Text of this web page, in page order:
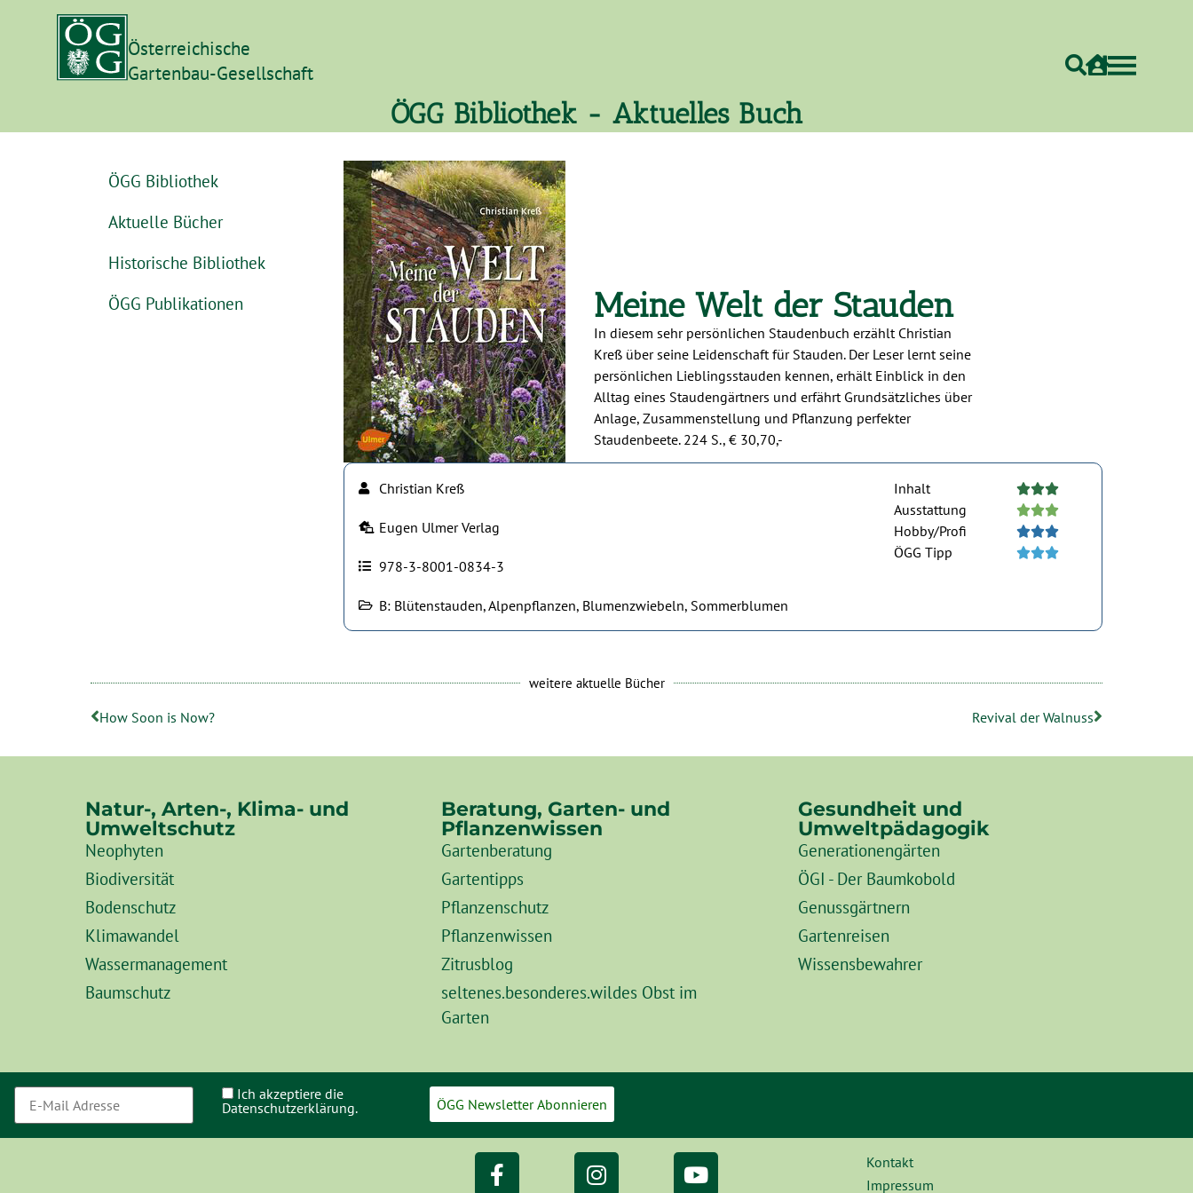
Österreichische
Gartenbau-Gesellschaft
ÖGG Bibliothek - Aktuelles Buch
ÖGG Bibliothek
Aktuelle Bücher
Historische Bibliothek
ÖGG Publikationen
Meine Welt der Stauden
In diesem sehr persönlichen Staudenbuch erzählt Christian
Kreß über seine Leidenschaft für Stauden. Der Leser lernt seine
persönlichen Lieblingsstauden kennen, erhält Einblick in den
Alltag eines Staudengärtners und erfährt Grundsätzliches über
Anlage, Zusammenstellung und Pflanzung perfekter
Staudenbeete. 224 S., € 30,70,-
Christian Kreß
Eugen Ulmer Verlag
978-3-8001-0834-3
B: Blütenstauden, Alpenpflanzen, Blumenzwiebeln, Sommerblumen
Inhalt 
Ausstattung 
Hobby/Profi 
ÖGG Tipp 
weitere aktuelle Bücher
How Soon is Now? Revival der Walnuss
Natur-, Arten-, Klima- und
Umweltschutz
Neophyten
Biodiversität
Bodenschutz
Klimawandel
Wassermanagement
Baumschutz
Beratung, Garten- und
Pflanzenwissen
Gartenberatung
Gartentipps
Pflanzenschutz
Pflanzenwissen
Zitrusblog
seltenes.besonderes.wildes Obst im
Garten
Gesundheit und
Umweltpädagogik
Generationengärten
ÖGI - Der Baumkobold
Genussgärtnern
Gartenreisen
Wissensbewahrer
Ich akzeptiere die
Datenschutzerklärung.
Kontakt
Impressum